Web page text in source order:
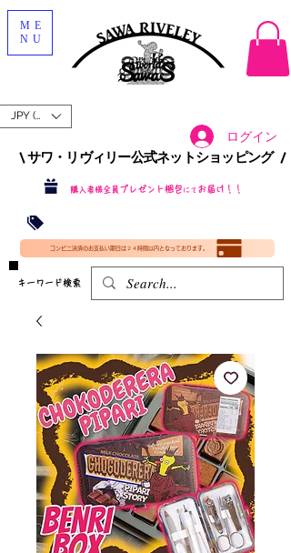
JPY (¥)
ログイン
\ サワ・リヴィリー公式ネットショッピング /​
購入者様全員 プレゼント梱包 にて お届け！！
​(35000円（税込）未満のご購入は全国送料890円（沖縄・北海道除く）（梱包手数料込み）
コンビニ決済のお支払い期日は２４時間以内となっております。
​キーワード検索
ME
NU